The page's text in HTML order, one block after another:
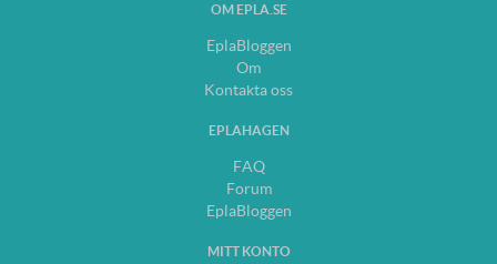
OM EPLA.SE
EplaBloggen
Om
Kontakta oss
EPLAHAGEN
FAQ
Forum
EplaBloggen
MITT KONTO